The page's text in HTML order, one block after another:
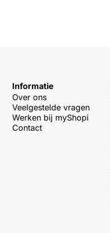
Informatie
Over ons
Veelgestelde vragen
Werken bij myShopi
Contact